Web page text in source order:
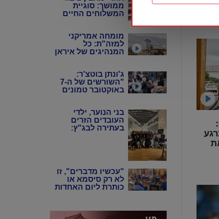
סוף במקום
ממושך: סוגיית
המשלוחים החיים
מומחה אמריקני
למזה"ת: כל
המנהיגים של איראן
ג'ונתן בוטצ'ר:
"השורשים של ה-7
באוקטובר טמונים
ובתיאורטיקנים
האלה שניסו להחיות
מחדש את
בני הנוער, ילדי
העובדים הזרים
בעתירה לבג"ץ:
"עכשיו מדברים", זו
לא רק סיסמא או
כותרת ליום האחדות
מומחית רכב בריאיון ל-NTD: